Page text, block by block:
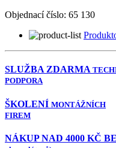
Objednací číslo: 65 130
SLUŽBA ZDARMA
PODPORA
ŠKOLENÍ MONTÁŽNÍCH
FIREM
NÁKUP NAD 4000 KČ